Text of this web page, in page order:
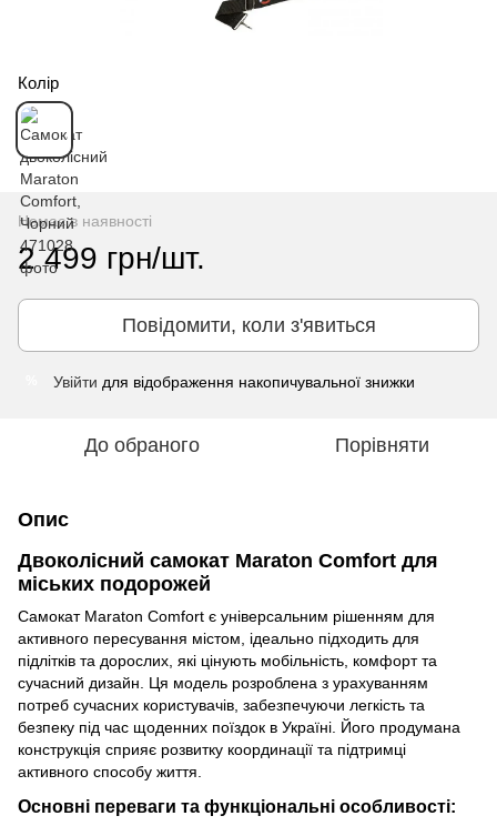
Колір
Немає в наявності
2 499 грн/шт.
Повідомити, коли з'явиться
Увійти для відображення накопичувальної знижки
До обраного Порівняти
Опис
Двоколісний самокат Maraton Comfort для
міських подорожей
Самокат Maraton Comfort є універсальним рішенням для
активного пересування містом, ідеально підходить для
підлітків та дорослих, які цінують мобільність, комфорт та
сучасний дизайн. Ця модель розроблена з урахуванням
потреб сучасних користувачів, забезпечуючи легкість та
безпеку під час щоденних поїздок в Україні. Його продумана
конструкція сприяє розвитку координації та підтримці
активного способу життя.
Основні переваги та функціональні особливості: